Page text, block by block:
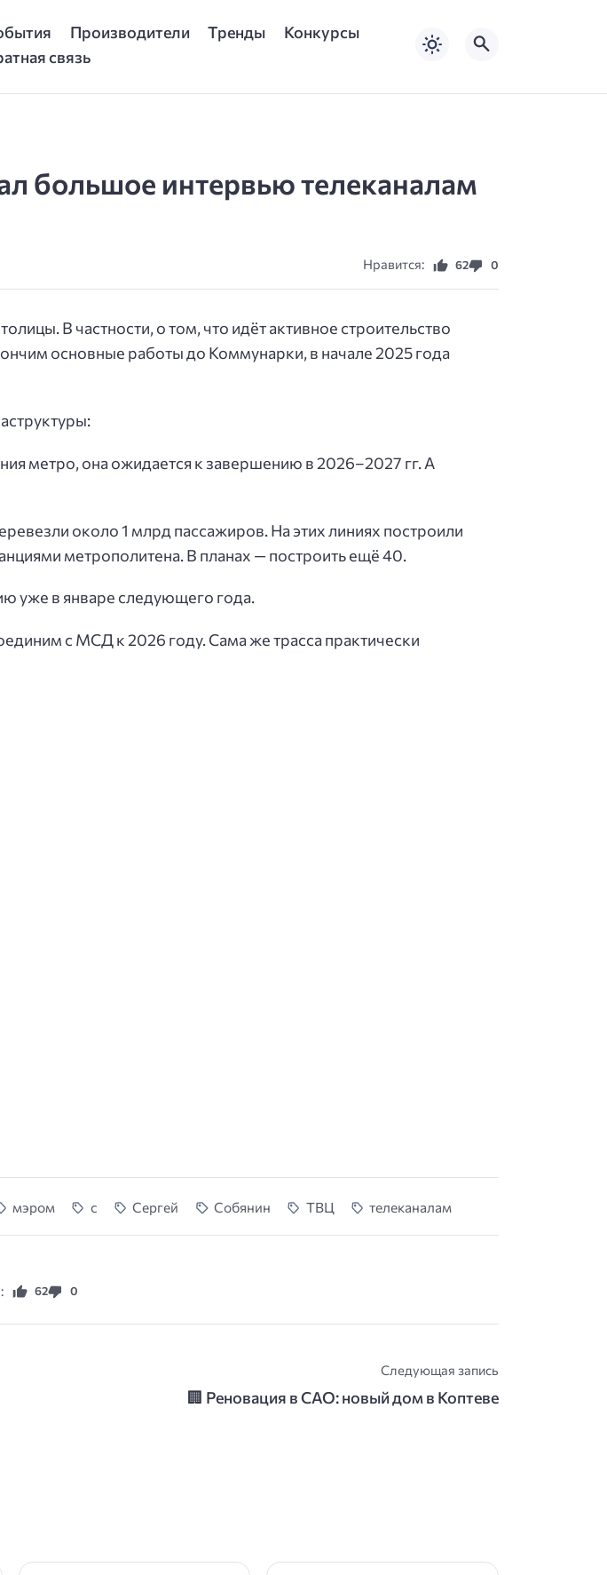
Производители Тренды
Конкурсы
связь
большое интервью телеканалам
Нравится: 62 0
В частности, о том, что идёт активное строительство
основные работы до Коммунарки, в начале 2025 года
метро, она ожидается к завершению в 2026–2027 гг. А
около 1 млрд пассажиров. На этих линиях построили
метрополитена. В планах — построить ещё 40.
уже в январе следующего года.
с МСД к 2026 году. Сама же трасса практически
мэром с Сергей Собянин ТВЦ телеканалам
62 0
Следующая запись
🏢 Реновация в САО: новый дом в Коптеве